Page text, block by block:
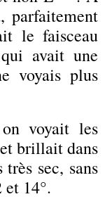
parfaitement
le faisceau
avait une
voyais plus
voyait les
brillait dans
sec, sans
et 14°.